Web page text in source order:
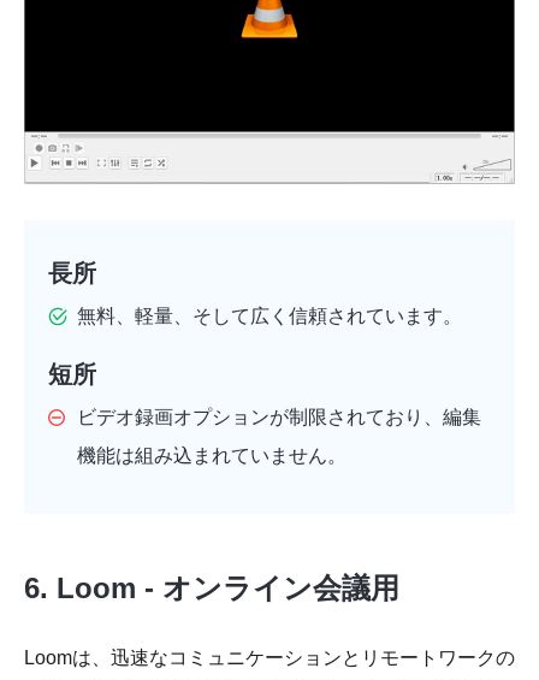
長所
無料、軽量、そして広く信頼されています。
短所
ビデオ録画オプションが制限されており、編集
機能は組み込まれていません。
6. Loom - オンライン会議用
Loomは、迅速なコミュニケーションとリモートワークの